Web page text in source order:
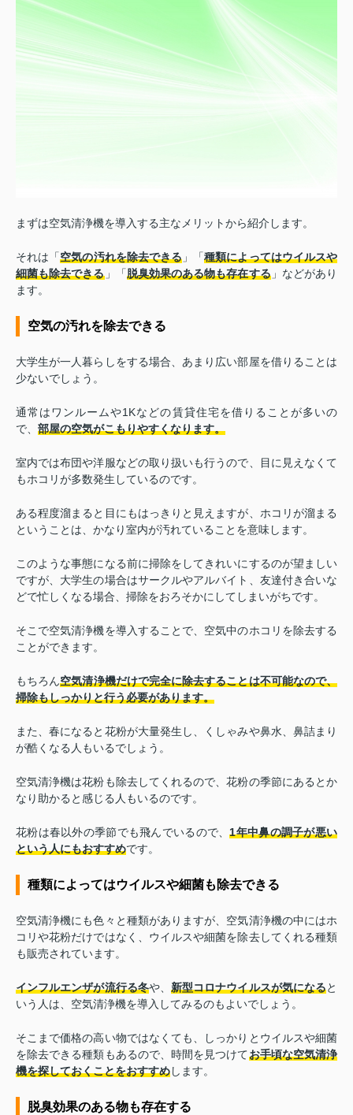
まずは空気清浄機を導入する主なメリットから紹介します。
それは「空気の汚れを除去できる 」「種類によってはウイルスや
細菌も除去できる」「脱臭効果のある物も存在する」などがあり
ます。
空気の汚れを除去できる
大学生が一人暮らしをする場合、あまり広い部屋を借りることは
少ないでしょう。
通常はワンルームや1Kなどの賃貸住宅を借りることが多いの
で、 部屋の空気がこもりやすくなります。
室内では布団や洋服などの取り扱いも行うので、目に見えなくて
もホコリが多数発生しているのです。
ある程度溜まると目にもはっきりと見えますが、ホコリが溜まる
ということは、かなり室内が汚れていることを意味します。
このような事態になる前に掃除をしてきれいにするのが望ましい
ですが、大学生の場合はサークルやアルバイト、友達付き合いな
どで忙しくなる場合、掃除をおろそかにしてしまいがちです。
そこで空気清浄機を導入することで、空気中のホコリを除去する
ことができます。
もちろん空気清浄機だけで完全に除去することは不可能なので、
掃除もしっかりと行う必要があります。
また、春になると花粉が大量発生し、くしゃみや鼻水、鼻詰まり
が酷くなる人もいるでしょう。
空気清浄機は花粉も除去してくれるので、花粉の季節にあるとか
なり助かると感じる人もいるのです。
花粉は春以外の季節でも飛んでいるので、1年中鼻の調子が悪い
という人にもおすすめです。
種類によってはウイルスや細菌も除去できる
空気清浄機にも色々と種類がありますが、空気清浄機の中にはホ
コリや花粉だけではなく、ウイルスや細菌を除去してくれる種類
も販売されています。
インフルエンザが流行る冬や、新型コロナウイルスが気になると
いう人は、空気清浄機を導入してみるのもよいでしょう。
そこまで価格の高い物ではなくても、しっかりとウイルスや細菌
を除去できる種類もあるので、時間を見つけてお手頃な空気清浄
機を探しておくことをおすすめします。
脱臭効果のある物も存在する